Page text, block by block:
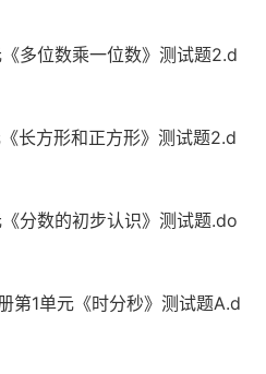
多位数乘一位数》测试题2.d
长方形和正方形》测试题2.d
分数的初步认识》测试题.do
第1单元《时分秒》测试题A.d